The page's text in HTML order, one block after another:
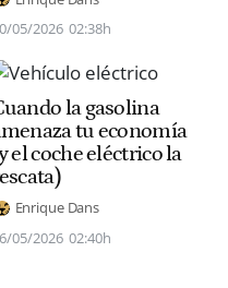
05/2026 02:38h
la gasolina
tu economía
el coche eléctrico la
Enrique Dans
05/2026 02:40h